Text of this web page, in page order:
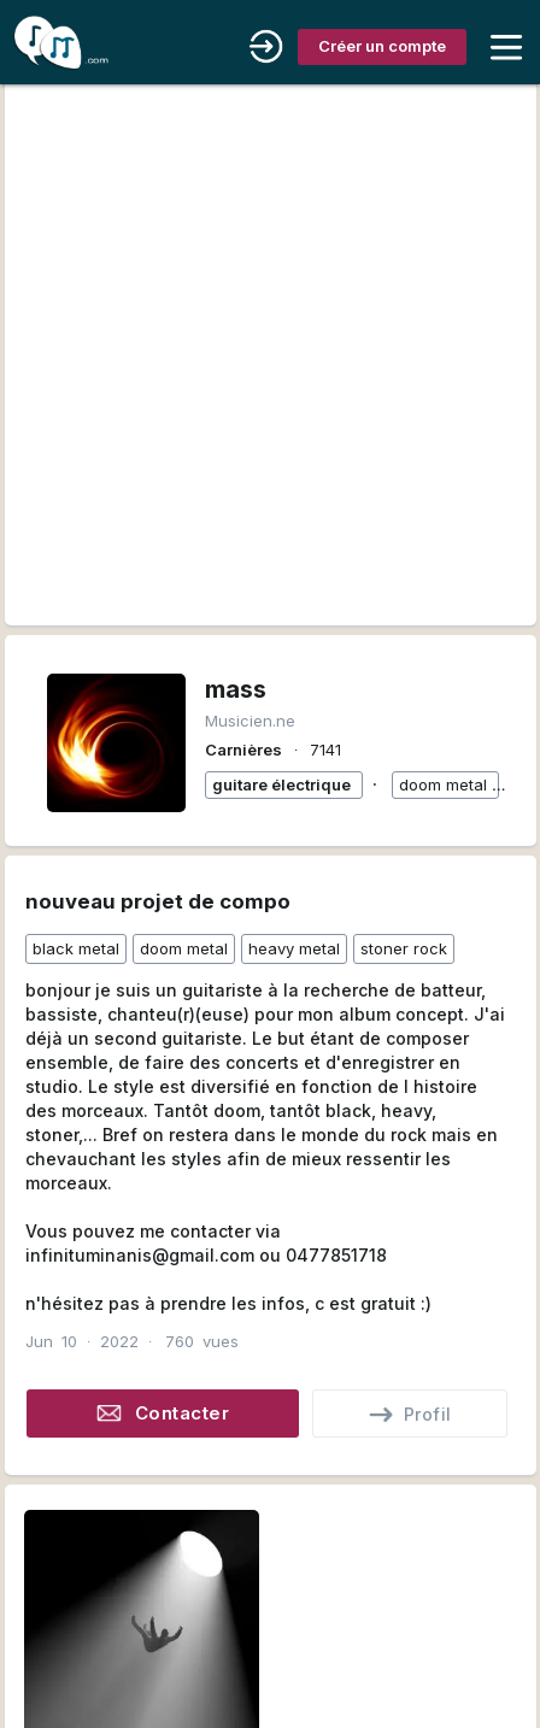
Créer un compte
mass
Musicien.ne
Carnières
∙
7141
guitare électrique
∙ doom metal
nouveau projet de compo
black metal doom metal heavy metal stoner rock
bonjour je suis un guitariste à la recherche de batteur,
bassiste, chanteu(r)(euse) pour mon album concept. J'ai
déjà un second guitariste. Le but étant de composer
ensemble, de faire des concerts et d'enregistrer en
studio. Le style est diversifié en fonction de l histoire
des morceaux. Tantôt doom, tantôt black, heavy,
stoner,... Bref on restera dans le monde du rock mais en
chevauchant les styles afin de mieux ressentir les
morceaux.
Vous pouvez me contacter via
infinituminanis@gmail.com ou 0477851718
n'hésitez pas à prendre les infos, c est gratuit :)
Jun 10 ∙ 2022 ∙ 760 vues
Contacter
Profil